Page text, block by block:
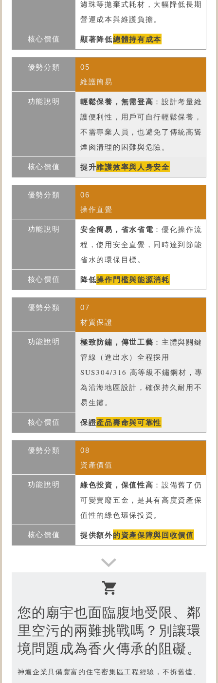
濾珠等拋棄式耗材，大幅降低長期
營運成本與維護負擔。
顯著降低總體持有成本
05
維護簡易
輕鬆保養，無需登高 ：設計考量維
護便利性，用戶可自行輕鬆保養，
不需專業人員，也避免了傳統高聳
煙囪清理的困難與危險。
提升維護效率與人身安全
06
操作直覺
安全簡易，省水省電 ：優化操作流
程，使用安全直覺，同時達到節能
省水的環保目標。
降低操作門檻與能源消耗
07
材質保證
極致防鏽，傳世工藝 ：主體與關鍵
管線（進出水）全程採用
SUS304/316 高等級不鏽鋼材，專
為沿海地區設計，確保持久耐用不
易生鏽。
保證產品壽命與可靠性
08
資產價值
綠色投資，保值性高 ：設備舊了仍
可變賣廢五金，是具有高度資產保
值性的綠色環保投資。
提供額外的資產保障與回收價值
您的廟宇也面臨腹地受限、鄰
里空污的兩難挑戰嗎？別讓環
境問題成為香火傳承的阻礙。
神爐企業具備豐富的住宅密集區工程經驗，不拆舊爐、